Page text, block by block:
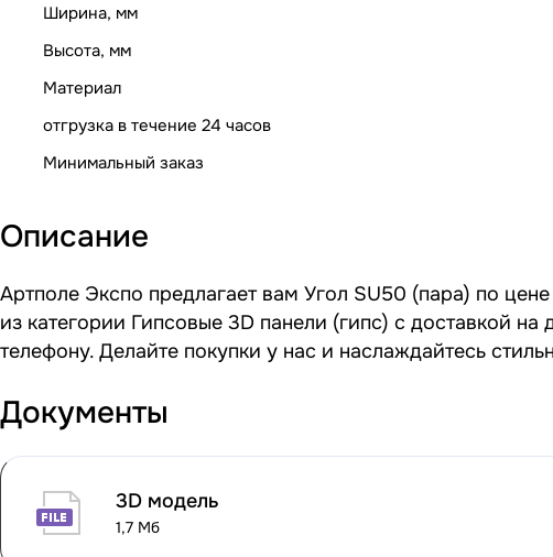
Ширина, мм
Высота, мм
Материал
отгрузка в течение 24 часов
Минимальный заказ
Описание
Артполе Экспо предлагает вам Угол SU50 (пара) по
из категории Гипсовые 3D панели (гипс) с доставкой
телефону. Делайте покупки у нас и наслаждайтесь
Документы
3D модель
1,7 Мб